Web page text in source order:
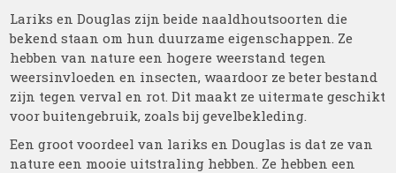
Lariks en Douglas zijn beide naaldhoutsoorten die
bekend staan om hun duurzame eigenschappen. Ze
hebben van nature een hogere weerstand tegen
weersinvloeden en insecten, waardoor ze beter bestand
zijn tegen verval en rot. Dit maakt ze uitermate geschikt
voor buitengebruik, zoals bij gevelbekleding.
Een groot voordeel van lariks en Douglas is dat ze van
nature een mooie uitstraling hebben. Ze hebben een